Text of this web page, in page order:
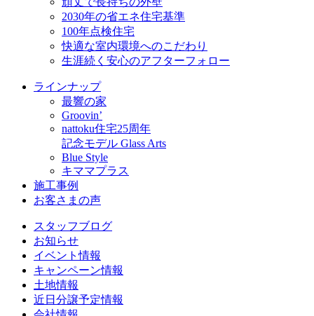
2030年の省エネ住宅基準
100年点検住宅
快適な室内環境へのこだわり
生涯続く安心のアフターフォロー
ラインナップ
最響の家
Groovin’
nattoku住宅25周年
記念モデル Glass Arts
Blue Style
キママプラス
施工事例
お客さまの声
スタッフブログ
お知らせ
イベント情報
キャンペーン情報
土地情報
近日分譲予定情報